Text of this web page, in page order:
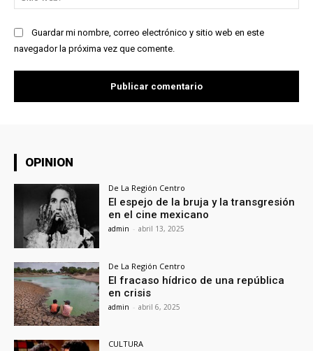
Guardar mi nombre, correo electrónico y sitio web en este
navegador la próxima vez que comente.
OPINION
De La Región Centro
El espejo de la bruja y la transgresión
en el cine mexicano
admin - abril 13, 2025
De La Región Centro
El fracaso hídrico de una república
en crisis
admin - abril 6, 2025
CULTURA